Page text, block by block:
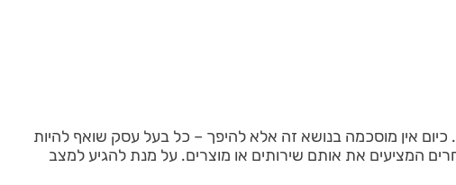
כיום אין מוסכמה בנושא זה אלא להיפך – כל בעל עסק שואף להיות
המציעים את אותם שירותים או מוצרים. על מנת להגיע למצב